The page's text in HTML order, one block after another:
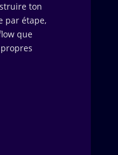
ton
par étape,
que